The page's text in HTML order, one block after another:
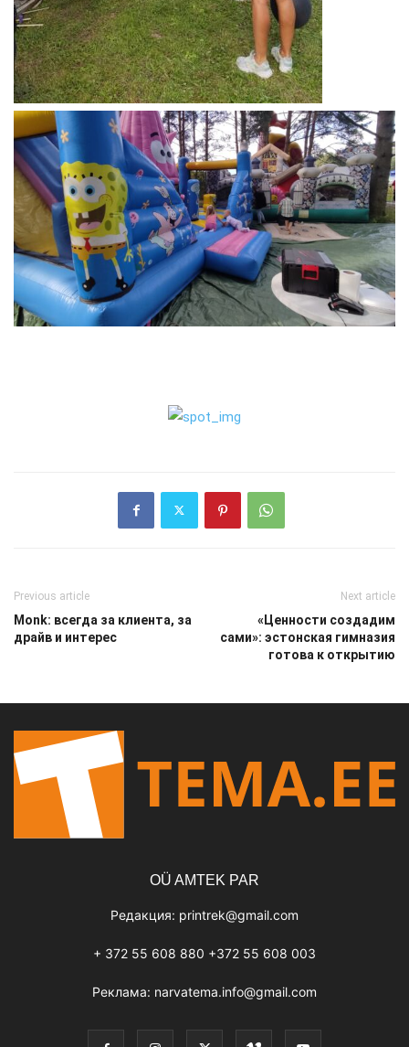
Previous article
Monk: всегда за клиента, за
драйв и интерес
Next article
«Ценности создадим
сами»: эстонская гимназия
готова к открытию
OÜ AMTEK PAR
Редакция: printrek@gmail.com
+ 372 55 608 880 +372 55 608 003
Реклама: narvatema.info@gmail.com